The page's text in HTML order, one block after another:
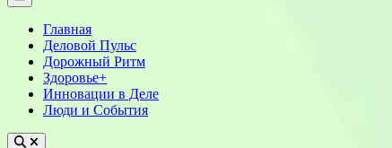
Menu
Главная
Деловой Пульс
Дорожный Ритм
Здоровье+
Инновации в Деле
Люди и События